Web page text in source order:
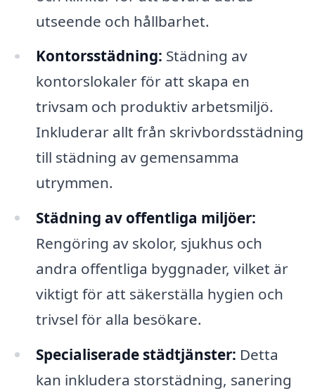
utseende och hållbarhet.
Kontorsstädning: Städning av
kontorslokaler för att skapa en
trivsam och produktiv arbetsmiljö.
Inkluderar allt från skrivbordsstädning
till städning av gemensamma
utrymmen.
Städning av offentliga miljöer:
Rengöring av skolor, sjukhus och
andra offentliga byggnader, vilket är
viktigt för att säkerställa hygien och
trivsel för alla besökare.
Specialiserade städtjänster: Detta
kan inkludera storstädning, sanering